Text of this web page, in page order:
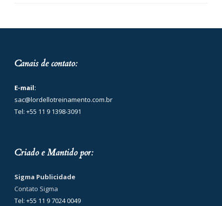
Canais de contato:
E-mail:
sac@lordellotreinamento.com.br
Tel: +55 11 9 1398-3091
Criado e Mantido por:
Sigma Publicidade
Contato Sigma
Tel: +55 11 9 7024 0049